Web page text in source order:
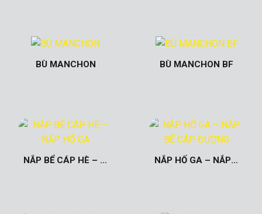
BÙ MANCHON BÙ MANCHON BF
NẮP BỂ CÁP HÈ – NẮP HỐ GA NẮP HỐ GA – NẮP BỂ CÁP ĐƯỜNG